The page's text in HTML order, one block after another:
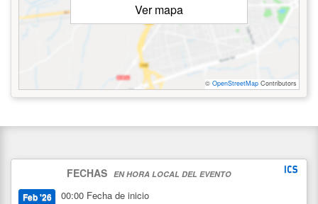
Ver mapa
© OpenStreetMap Contributors
FECHAS EN HORA LOCAL DEL EVENTO
Feb '26 00:00 Fecha de inicio